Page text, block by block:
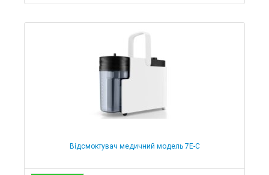
Відсмоктувач медичний модель 7E-C